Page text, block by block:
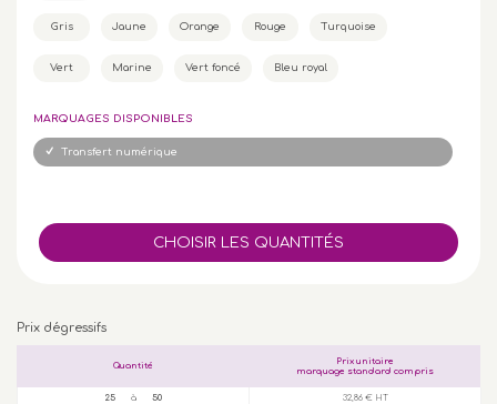
Gris Jaune Orange Rouge Turquoise
Vert Marine Vert foncé Bleu royal
MARQUAGES DISPONIBLES
Transfert numérique
Prix dégressifs
Quantité
Prix unitaire
marquage standard compris
25 à 50 32,86 € HT